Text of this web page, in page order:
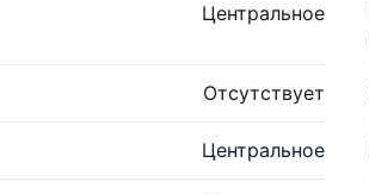
Центральное
Отсутствует
Центральное